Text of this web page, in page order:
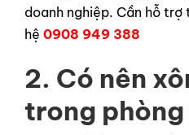
doanh nghiệp. Cần hỗ trợ
hệ 0908 949 388
2. Có nên
trong